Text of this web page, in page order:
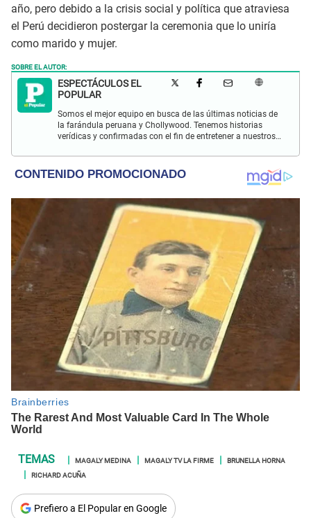
año, pero debido a la crisis social y política que atraviesa
el Perú decidieron postergar la ceremonia que lo uniría
como marido y mujer.
SOBRE EL AUTOR:
ESPECTÁCULOS EL
POPULAR
Somos el mejor equipo en busca de las últimas noticias de
la farándula peruana y Chollywood. Tenemos historias
verídicas y confirmadas con el fin de entretener a nuestros
MAGALY MEDINA MAGALY TV LA FIRME
BRUNELLA HORNA
RICHARD ACUÑA
Prefiero a El Popular en Google